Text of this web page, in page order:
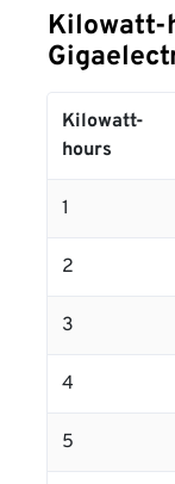
Kilowatt-
Kilowatt-
hours
1
2
3
4
5